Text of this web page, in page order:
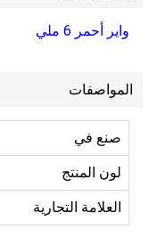
واير أحمر 6 ملي
المواصفات
صنع في
لون المنتج
العلامة التجارية